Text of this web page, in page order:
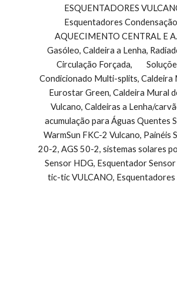
Esquentadores
AQUECIMENTO CENTRAL E
Gasóleo, Caldeira a Lenha,
Circulação Forçada,
Condicionado Multi-splits, Caldeira
Eurostar Green, Caldeira Mural
Vulcano, Caldeiras a Lenha/
acumulação para Águas Quentes
WarmSun FKC-2 Vulcano,
20-2, AGS 50-2, sistemas solares
Sensor HDG, Esquentador
tic-tic VULCANO,